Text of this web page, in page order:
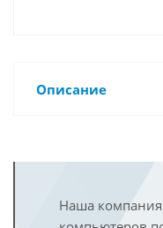
Описание
Наша компания